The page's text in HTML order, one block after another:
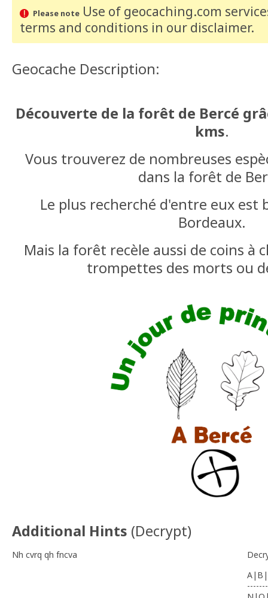
Please noteUse of geocaching.com
terms and conditions in our disclaimer.
Geocache Description:
Découverte de la forêt de Bercé
kms.
Vous trouverez de nombreuses
dans la forêt de
Le plus recherché d'entre eux est
Bordeaux.
Mais la forêt recèle aussi de coins à
trompettes des morts ou
Additional Hints (Decrypt)
Nh cvrq qh fncva